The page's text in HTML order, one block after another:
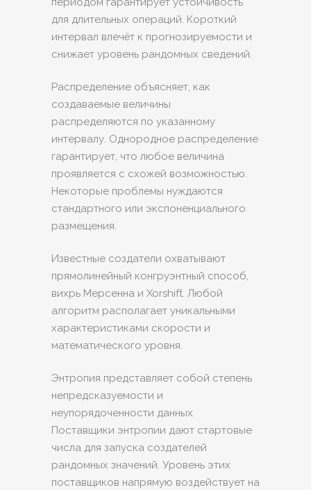
для длительных операций. Короткий
интервал влечёт к прогнозируемости и
снижает уровень рандомных сведений.
Распределение объясняет, как
создаваемые величины
распределяются по указанному
интервалу. Однородное распределение
гарантирует, что любое величина
проявляется с схожей возможностью.
Некоторые проблемы нуждаются
стандартного или экспоненциального
размещения.
Известные создатели охватывают
прямолинейный конгруэнтный способ,
вихрь Мерсенна и Xorshift. Любой
алгоритм располагает уникальными
характеристиками скорости и
математического уровня.
Энтропия представляет собой степень
непредсказуемости и
неупорядоченности данных.
Поставщики энтропии дают стартовые
числа для запуска создателей
рандомных значений. Уровень этих
поставщиков напрямую воздействует на